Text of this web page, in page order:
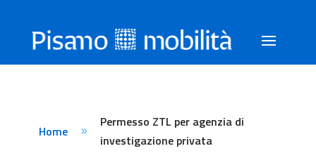
Home 9
Permesso ZTL per agenzia di
investigazione privata